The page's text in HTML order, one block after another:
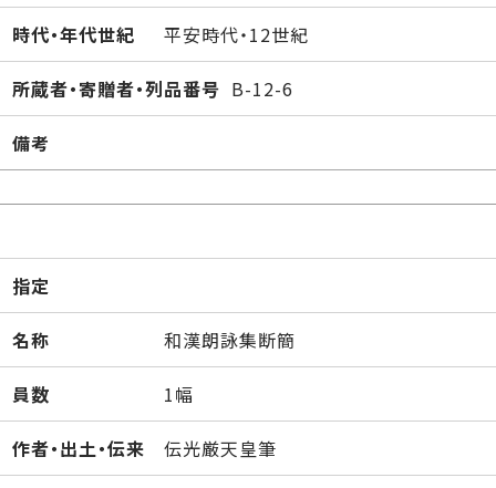
時代・年代世紀 平安時代・12世紀
所蔵者・寄贈者・列品番号 B-12-6
備考
指定
名称 和漢朗詠集断簡
員数 1幅
作者・出土・伝来 伝光厳天皇筆